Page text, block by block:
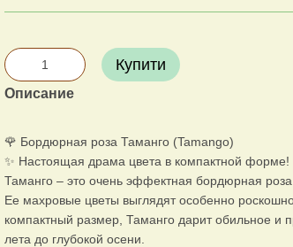
Купити
Описание
🌹 Бордюрная роза Таманго (Tamango)
✨ Настоящая драма цвета в компактной форме!
Таманго – это очень эффектная бордюрная
Ее махровые цветы выглядят особенно
компактный размер, Таманго дарит обильное и
лета до глубокой осени.